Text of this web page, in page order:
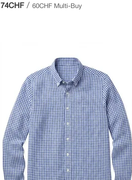
74CHF / 60CHF Multi-Buy